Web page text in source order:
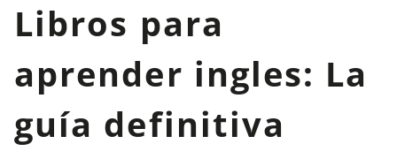
Libros para
aprender ingles: La
guía definitiva